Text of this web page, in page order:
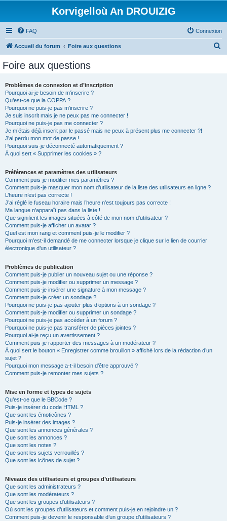
Korvigelloù An DROUIZIG
FAQ Connexion
Accueil du forum Foire aux questions
Foire aux questions
Problèmes de connexion et d’inscription
Pourquoi ai-je besoin de m’inscrire ?
Qu’est-ce que la COPPA ?
Pourquoi ne puis-je pas m’inscrire ?
Je suis inscrit mais je ne peux pas me connecter !
Pourquoi ne puis-je pas me connecter ?
Je m’étais déjà inscrit par le passé mais ne peux à présent plus me connecter ?!
J’ai perdu mon mot de passe !
Pourquoi suis-je déconnecté automatiquement ?
À quoi sert « Supprimer les cookies » ?
Préférences et paramètres des utilisateurs
Comment puis-je modifier mes paramètres ?
Comment puis-je masquer mon nom d’utilisateur de la liste des utilisateurs en ligne ?
L’heure n’est pas correcte !
J’ai réglé le fuseau horaire mais l’heure n’est toujours pas correcte !
Ma langue n’apparaît pas dans la liste !
Que signifient les images situées à côté de mon nom d’utilisateur ?
Comment puis-je afficher un avatar ?
Quel est mon rang et comment puis-je le modifier ?
Pourquoi m’est-il demandé de me connecter lorsque je clique sur le lien de courrier
électronique d’un utilisateur ?
Problèmes de publication
Comment puis-je publier un nouveau sujet ou une réponse ?
Comment puis-je modifier ou supprimer un message ?
Comment puis-je insérer une signature à mon message ?
Comment puis-je créer un sondage ?
Pourquoi ne puis-je pas ajouter plus d’options à un sondage ?
Comment puis-je modifier ou supprimer un sondage ?
Pourquoi ne puis-je pas accéder à un forum ?
Pourquoi ne puis-je pas transférer de pièces jointes ?
Pourquoi ai-je reçu un avertissement ?
Comment puis-je rapporter des messages à un modérateur ?
À quoi sert le bouton « Enregistrer comme brouillon » affiché lors de la rédaction d’un
sujet ?
Pourquoi mon message a-t-il besoin d’être approuvé ?
Comment puis-je remonter mes sujets ?
Mise en forme et types de sujets
Qu’est-ce que le BBCode ?
Puis-je insérer du code HTML ?
Que sont les émoticônes ?
Puis-je insérer des images ?
Que sont les annonces générales ?
Que sont les annonces ?
Que sont les notes ?
Que sont les sujets verrouillés ?
Que sont les icônes de sujet ?
Niveaux des utilisateurs et groupes d’utilisateurs
Que sont les administrateurs ?
Que sont les modérateurs ?
Que sont les groupes d’utilisateurs ?
Où sont les groupes d’utilisateurs et comment puis-je en rejoindre un ?
Comment puis-je devenir le responsable d’un groupe d’utilisateurs ?